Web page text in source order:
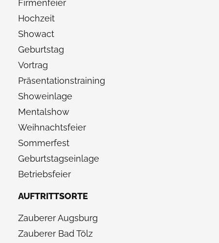
Firmenfeier
Hochzeit
Showact
Geburtstag
Vortrag
Präsentationstraining
Showeinlage
Mentalshow
Weihnachtsfeier
Sommerfest
Geburtstagseinlage
Betriebsfeier
AUFTRITTSORTE
Zauberer Augsburg
Zauberer Bad Tölz